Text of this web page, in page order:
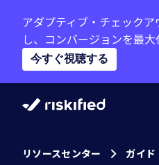
アダプティブ・チェック
し、コンバージョンを最大
今すぐ視聴する
リソースセンター ガイド